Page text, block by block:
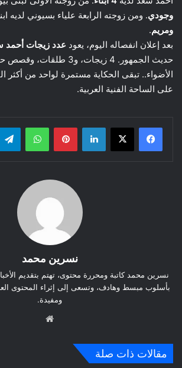
وجودي. ومن زوجته الرابعة علياء بسيوني لديه
ومريم.
بعد إعلان انفصاله اليوم، يعود عدد زيجات أحمد
حديث الجمهور. 4 زيجات، و3
الأضواء.. تبقى الحكاية مستمرة لواحد من أكثر
على الساحة الفنية العربية.
لينكدإن بينتيريست واتساب
نسرين محمد
نسرين محمد كاتبة ومحررة محتوى، تهتم بتقديم
بأسلوب مبسط وهادف، وتسعى إلى إثراء المحتوى
ومفيدة.
مقالات ذات صلة